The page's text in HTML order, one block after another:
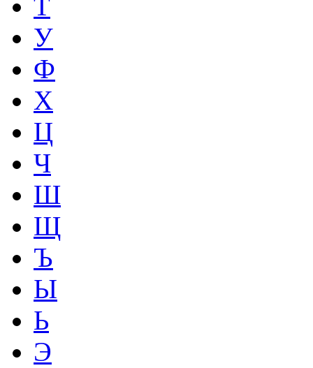
У
Ф
Х
Ц
Ч
Ш
Щ
Ъ
Ы
Ь
Э